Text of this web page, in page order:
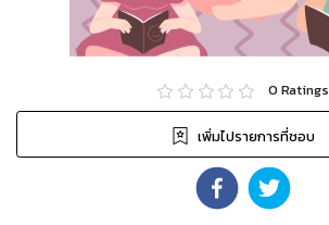
0 Ratings
เพิ่มไปรายการที่ชอบ